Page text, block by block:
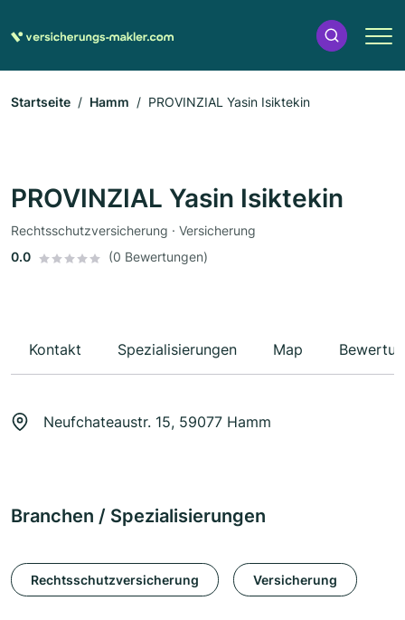
Startseite Hamm PROVINZIAL Yasin Isiktekin
PROVINZIAL Yasin Isiktekin
Rechtsschutzversicherung · Versicherung
0.0
(0 Bewertungen)
Kontakt Spezialisierungen Map
Neufchateaustr. 15, 59077 Hamm
Branchen / Spezialisierungen
Rechtsschutzversicherung Versicherung